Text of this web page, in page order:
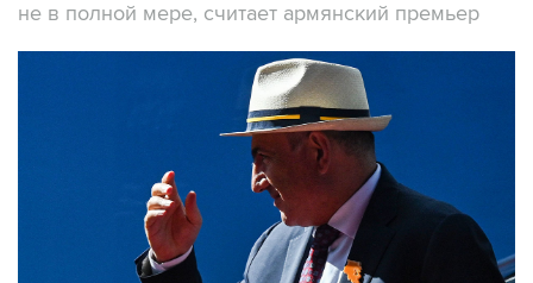
не в полной мере, считает армянский премьер